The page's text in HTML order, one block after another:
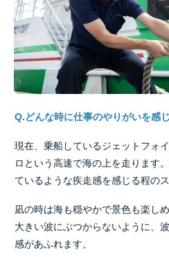
Q.どんな時に仕事のやりがいを感
現在、乗船しているジェットフォ
ロという高速で海の上を走ります
ているような疾走感を感じる程のス
凪の時は海も穏やかで景色も楽し
大きい波にぶつからないように、
感があふれます。